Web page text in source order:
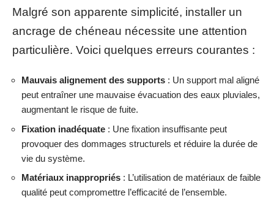
Malgré son apparente simplicité, installer un
ancrage de chéneau nécessite une attention
particulière. Voici quelques erreurs courantes :
Mauvais alignement des supports : Un support mal aligné
peut entraîner une mauvaise évacuation des eaux pluviales,
augmentant le risque de fuite.
Fixation inadéquate : Une fixation insuffisante peut
provoquer des dommages structurels et réduire la durée de
vie du système.
Matériaux inappropriés : L’utilisation de matériaux de faible
qualité peut compromettre l’efficacité de l’ensemble.